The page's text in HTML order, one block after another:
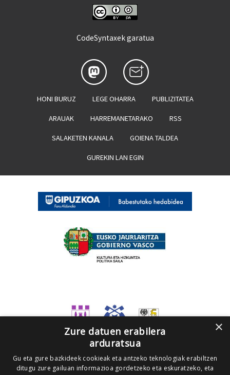
CodeSyntaxek garatua
HONI BURUZ LEGE OHARRA PUBLIZITATEA
ARAUAK HARREMANETARAKO RSS
SALAKETEN KANALA GOIENA TALDEA
GUREKIN LAN EGIN
×
Zure datuen erabilera
arduratsua
Gu eta gure bazkideek cookieak eta antzeko teknologiak erabiltzen
ditugu zure gailuan informazioa gordetzeko eta eskuratzeko, eta